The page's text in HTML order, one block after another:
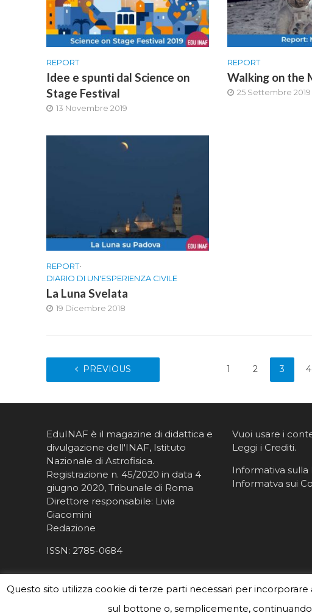
REPORT
Idee e spunti dal Science on
Stage Festival
13 Novembre 2019
REPORT
Walking on the
25 Settembre 2019
REPORT•
DIARIO DI UN'ESPERIENZA CIVILE
La Luna Svelata
19 Dicembre 2018
PREVIOUS 1 2 3 4
EduINAF è il magazine di didattica e
divulgazione dell'INAF, Istituto
Nazionale di Astrofisica.
Registrazione n. 45/2020 in data 4
giugno 2020, Tribunale di Roma
Direttore responsabile: Livia
Giacomini
Redazione
ISSN: 2785-0684
Vuoi usare i
Leggi i Crediti.
Informativa sulla
Informatva sui
Questo sito utilizza cookie di terze parti necessari per
sul bottone o, semplicemente,